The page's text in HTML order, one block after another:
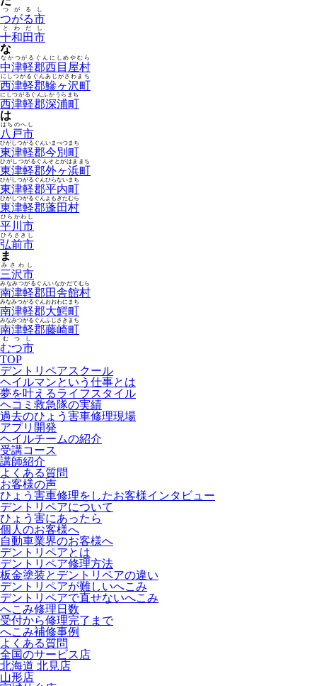
つがる市
つがるし
十和田市
とわだし
な
中津軽郡西目屋村
なかつがるぐんにしめやむら
西津軽郡鰺ヶ沢町
にしつがるぐんあじがさわまち
西津軽郡深浦町
にしつがるぐんふかうらまち
は
八戸市
はちのへし
東津軽郡今別町
ひがしつがるぐんいまべつまち
東津軽郡外ヶ浜町
ひがしつがるぐんそとがはままち
東津軽郡平内町
ひがしつがるぐんひらないまち
東津軽郡蓬田村
ひがしつがるぐんよもぎたむら
平川市
ひらかわし
弘前市
ひろさきし
ま
三沢市
みさわし
南津軽郡田舎館村
みなみつがるぐんいなかだてむら
南津軽郡大鰐町
みなみつがるぐんおおわにまち
南津軽郡藤崎町
みなみつがるぐんふじさきまち
むつ市
むつし
TOP
デントリペアスクール
ヘイルマンという仕事とは
夢を叶えるライフスタイル
ヘコミ救急隊の実績
過去のひょう害車修理現場
アプリ開発
ヘイルチームの紹介
受講コース
講師紹介
よくある質問
お客様の声
ひょう害車修理をしたお客様インタビュー
デントリペアについて
ひょう害にあったら
個人のお客様へ
自動車業界のお客様へ
デントリペアとは
デントリペア修理方法
板金塗装とデントリペアの違い
デントリペアが難しいへこみ
デントリペアで直せないへこみ
へこみ修理日数
受付から修理完了まで
へこみ補修事例
よくある質問
全国のサービス店
北海道 北見店
山形店